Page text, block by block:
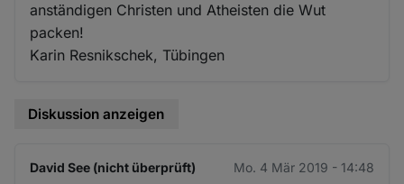
anständigen Christen und Atheisten die Wut
packen!
Karin Resnikschek, Tübingen
Diskussion anzeigen
David See (nicht überprüft) Mo. 4 Mär 2019 - 14:48